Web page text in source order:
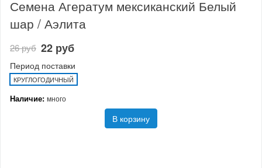
Семена Агератум мексиканский Белый
шар / Аэлита
26 руб 22 руб
Период поставки
КРУГЛОГОДИЧНЫЙ
Наличие: много
В корзину